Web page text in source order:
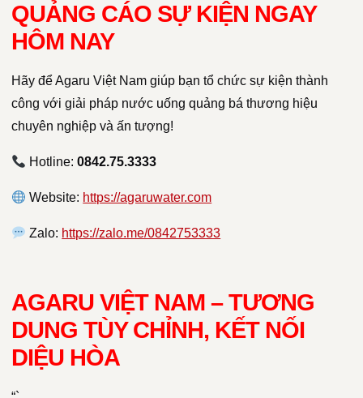
QUẢNG CÁO SỰ KIỆN NGAY
HÔM NAY
Hãy để Agaru Việt Nam giúp bạn tổ chức sự kiện thành
công với giải pháp nước uống quảng bá thương hiệu
chuyên nghiệp và ấn tượng!
Hotline:0842.75.3333
Website: https://agaruwater.com
Zalo: https://zalo.me/0842753333
AGARU VIỆT NAM – TƯƠNG
DUNG TÙY CHỈNH, KẾT NỐI
DIỆU HÒA